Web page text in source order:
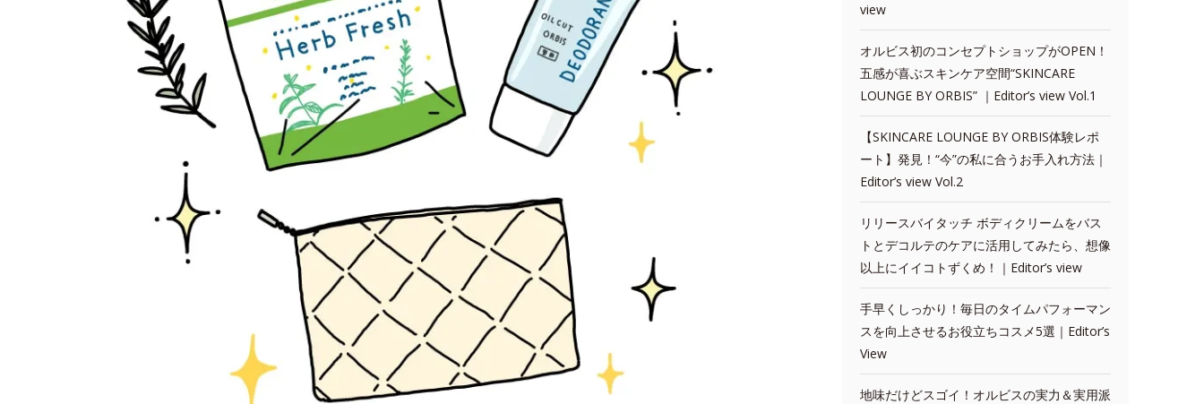
view
オルビス初のコンセプトショップがOPEN！
五感が喜ぶスキンケア空間“SKINCARE
LOUNGE BY ORBIS” ｜Editor’s view Vol.1
【SKINCARE LOUNGE BY ORBIS体験レポ
ート】発見！“今”の私に合うお手入れ方法｜
Editor’s view Vol.2
リリースバイタッチ ボディクリームをバス
トとデコルテのケアに活用してみたら、想像
以上にイイコトずくめ！｜Editor’s view
手早くしっかり！毎日のタイムパフォーマン
スを向上させるお役立ちコスメ5選｜Editor’s
View
地味だけどスゴイ！オルビスの実力＆実用派